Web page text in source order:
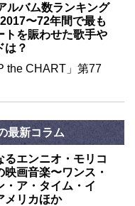
ルバム数ランキング
〜72年間で最も
トを賑わせた歌手や
は？
the CHART」第77
最新コラム
るエンニオ・モリコ
映画音楽〜ワンス・
・ア・タイム・イ
メリカほか